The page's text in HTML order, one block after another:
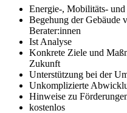
Energie-, Mobilitäts- und
Begehung der Gebäude
Berater:innen
Ist Analyse
Konkrete Ziele und
Zukunft
Unterstützung bei der
Unkomplizierte
Hinweise zu
kostenlos